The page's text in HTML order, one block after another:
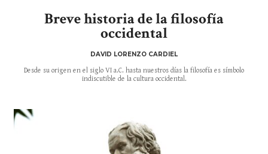
Breve historia de la filosofía
occidental
DAVID LORENZO CARDIEL
Desde su origen en el siglo VI a.C. hasta nuestros días la filosofía es símbolo
indiscutible de la cultura occidental.